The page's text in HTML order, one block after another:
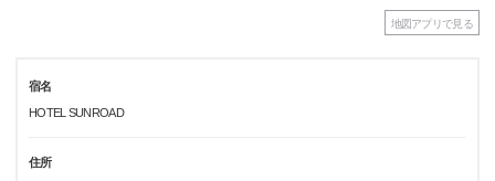
地図アプリで見る
宿名
HOTEL SUNROAD
住所